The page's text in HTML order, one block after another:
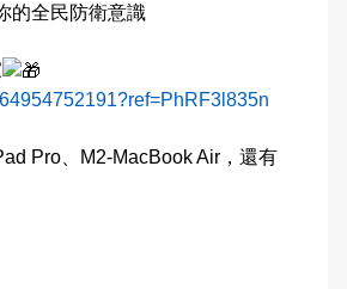
的全民防衛意識
Pro、M2-MacBook Air，還有